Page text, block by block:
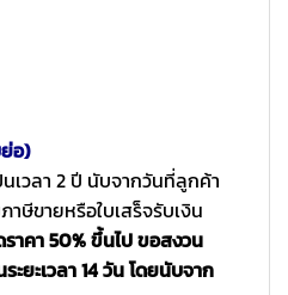
อ)
เวลา 2 ปี นับจากวันที่ลูกค้า
ษีขายหรือใบเสร็จรับเงิน
าคา 50% ขึ้นไป ขอสงวน
ยะเวลา 14 วัน โดยนับจาก